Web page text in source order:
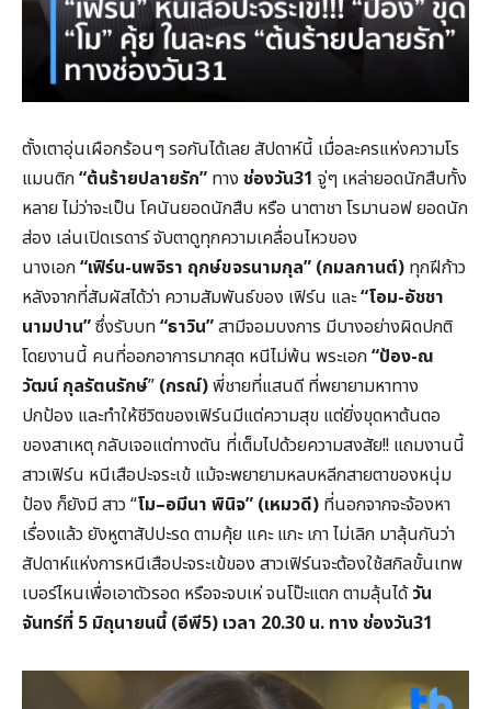
ตั้งเตาอุ่นเผือกร้อนๆ รอกันได้เลย สัปดาห์นี้ เมื่อละครแห่งความโร
แมนติก“ต้นร้ายปลายรัก” ทาง ช่องวัน31 จู่ๆ เหล่ายอดนักสืบทั้ง
หลาย ไม่ว่าจะเป็น โคนันยอดนักสืบ หรือ นาตาชา โรมานอฟ ยอดนัก
ส่อง เล่นเปิดเรดาร์ จับตาดูทุกความเคลื่อนไหวของ
นางเอก“เฟิร์น-นพจิรา ฤกษ์ขจรนามกุล” (กมลกานต์) ทุกฝีก้าว
หลังจากที่สัมผัสได้ว่า ความสัมพันธ์ของ เฟิร์น และ“โอม-อัชชา
นามปาน”ซึ่งรับบท“ธาวิน”สามีจอมบงการ มีบางอย่างผิดปกติ
โดยงานนี้ คนที่ออกอาการมากสุด หนีไม่พ้น พระเอก“ป้อง-ณ
วัฒน์ กุลรัตนรักษ์” (กรณ์)พี่ชายที่แสนดี ที่พยายามหาทาง
ปกป้อง และทำให้ชีวิตของเฟิร์นมีแต่ความสุข แต่ยิ่งขุดหาต้นตอ
ของสาเหตุ กลับเจอแต่ทางตัน ที่เต็มไปด้วยความสงสัย!! แถมงานนี้
สาวเฟิร์น หนีเสือปะจระเข้ แม้จะพยายามหลบหลีกสายตาของหนุ่ม
ป้อง ก็ยังมี สาว “โม–อมีนา พินิจ” (เหมวดี) ที่นอกจากจะจ้องหา
เรื่องแล้ว ยังหูตาสัปปะรด ตามคุ้ย แคะ แกะ เกา ไม่เลิก มาลุ้นกันว่า
สัปดาห์แห่งการหนีเสือปะจระเข้ของ สาวเฟิร์นจะต้องใช้สกิลขั้นเทพ
เบอร์ไหนเพื่อเอาตัวรอด หรือจะจบเห่ จนโป๊ะแตก ตามลุ้นได้ วัน
จันทร์ที่ 5 มิถุนายนนี้ (อีพี5) เวลา 20.30 น. ทาง ช่องวัน31